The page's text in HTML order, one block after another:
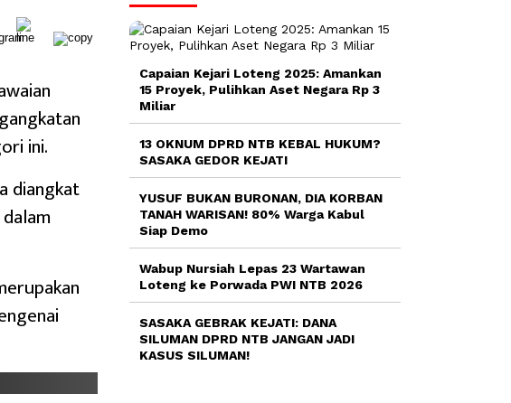
ini.
diangkat
Capaian Kejari Loteng 2025: Amankan
15 Proyek, Pulihkan Aset Negara Rp 3
Miliar
13 OKNUM DPRD NTB KEBAL HUKUM?
SASAKA GEDOR KEJATI
YUSUF BUKAN BURONAN, DIA KORBAN
TANAH WARISAN! 80% Warga Kabul
Siap Demo
Wabup Nursiah Lepas 23 Wartawan
Loteng ke Porwada PWI NTB 2026
SASAKA GEBRAK KEJATI: DANA
SILUMAN DPRD NTB JANGAN JADI
KASUS SILUMAN!